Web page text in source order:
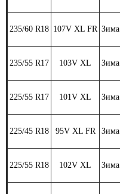
235/60 R18 107V XL FR Зима
235/55 R17 103V XL Зима
225/55 R17 101V XL Зима
225/45 R18 95V XL FR Зима
225/55 R18 102V XL Зима